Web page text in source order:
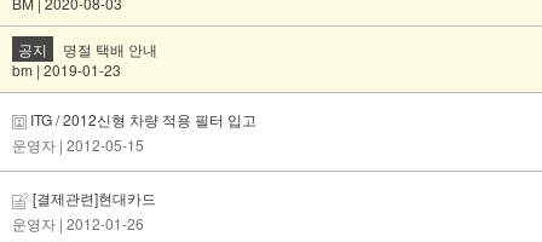
공지
명절 택배 안내
bm | 2019-01-23
ITG / 2012신형 차량 적용 필터 입고
운영자 | 2012-05-15
[결제관련]현대카드
운영자 | 2012-01-26